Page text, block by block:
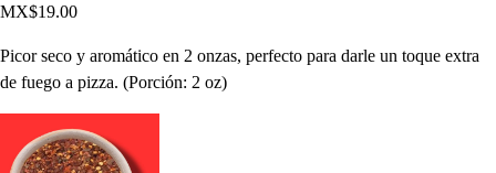
MX$19.00
Picor seco y aromático en 2 onzas, perfecto para darle un toque extra
de fuego a pizza. (Porción: 2 oz)